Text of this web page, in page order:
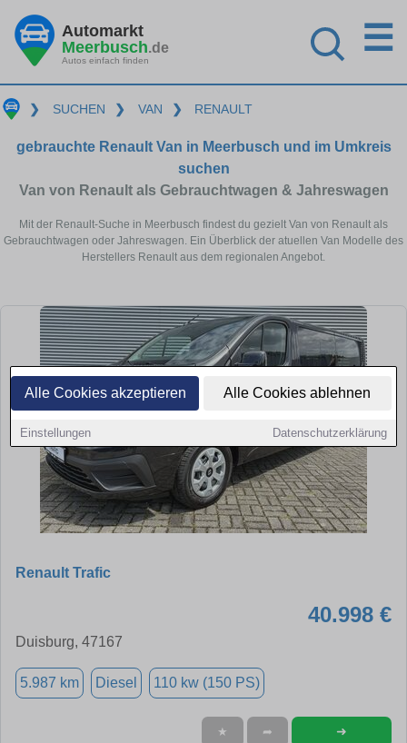
Alle Cookies akzeptieren Alle Cookies ablehnen
Einstellungen Datenschutzerklärung
Automarkt
Meerbusch.de
Autos einfach finden
☰
❯ SUCHEN ❯ VAN ❯ RENAULT
gebrauchte Renault Van in Meerbusch und im Umkreis
suchen
Van von Renault als Gebrauchtwagen & Jahreswagen
Mit der Renault-Suche in Meerbusch findest du gezielt Van von Renault als
Gebrauchtwagen oder Jahreswagen. Ein Überblick der atuellen Van Modelle des
Herstellers Renault aus dem regionalen Angebot.
Renault Trafic
40.998 €
Duisburg, 47167
5.987 km Diesel 110 kw (150 PS)
★ ➦ ➜